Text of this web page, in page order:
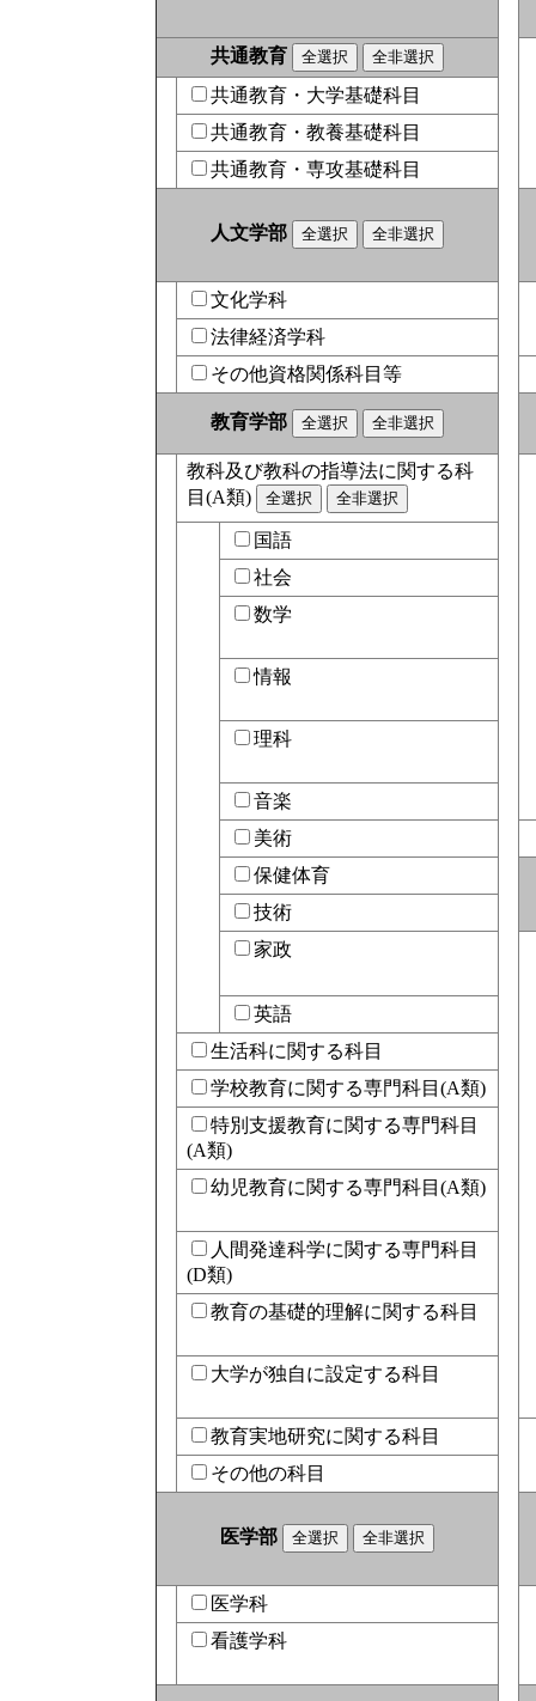
共通教育
共通教育・大学基礎科目
共通教育・教養基礎科目
共通教育・専攻基礎科目
人文学部
文化学科
法律経済学科
その他資格関係科目等
教育学部
教科及び教科の指導法に関する科
目(A類)
国語
社会
数学
情報
理科
音楽
美術
保健体育
技術
家政
英語
生活科に関する科目
学校教育に関する専門科目(A類)
特別支援教育に関する専門科目
(A類)
幼児教育に関する専門科目(A類)
人間発達科学に関する専門科目
(D類)
教育の基礎的理解に関する科目
大学が独自に設定する科目
教育実地研究に関する科目
その他の科目
医学部
医学科
看護学科